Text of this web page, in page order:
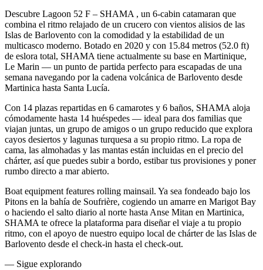
Descubre Lagoon 52 F – SHAMA , un 6-cabin catamaran que
combina el ritmo relajado de un crucero con vientos alisios de las
Islas de Barlovento con la comodidad y la estabilidad de un
multicasco moderno. Botado en 2020 y con 15.84 metros (52.0 ft)
de eslora total, SHAMA tiene actualmente su base en Martinique,
Le Marin — un punto de partida perfecto para escapadas de una
semana navegando por la cadena volcánica de Barlovento desde
Martinica hasta Santa Lucía.
Con 14 plazas repartidas en 6 camarotes y 6 baños, SHAMA aloja
cómodamente hasta 14 huéspedes — ideal para dos familias que
viajan juntas, un grupo de amigos o un grupo reducido que explora
cayos desiertos y lagunas turquesa a su propio ritmo. La ropa de
cama, las almohadas y las mantas están incluidas en el precio del
chárter, así que puedes subir a bordo, estibar tus provisiones y poner
rumbo directo a mar abierto.
Boat equipment features rolling mainsail. Ya sea fondeado bajo los
Pitons en la bahía de Soufrière, cogiendo un amarre en Marigot Bay
o haciendo el salto diario al norte hasta Anse Mitan en Martinica,
SHAMA te ofrece la plataforma para diseñar el viaje a tu propio
ritmo, con el apoyo de nuestro equipo local de chárter de las Islas de
Barlovento desde el check-in hasta el check-out.
— Sigue explorando